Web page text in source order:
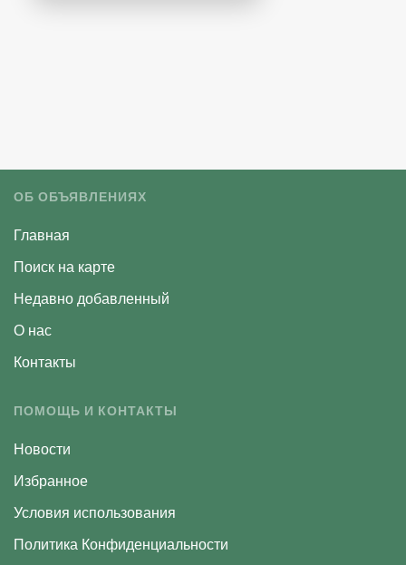
ОБ ОБЪЯВЛЕНИЯХ
Главная
Поиск на карте
Недавно добавленный
О нас
Контакты
ПОМОЩЬ И КОНТАКТЫ
Новости
Избранное
Условия использования
Политика Конфиденциальности